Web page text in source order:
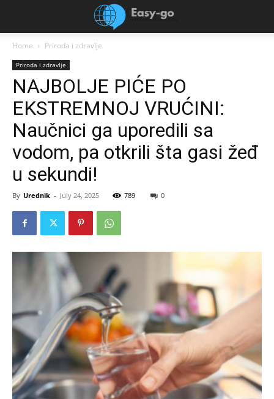
Home Priroda i zdravlje
Priroda i zdravlje
NAJBOLJE PIĆE PO
EKSTREMNOJ VRUĆINI:
Naučnici ga uporedili sa
vodom, pa otkrili šta gasi žeđ
u sekundi!
By Urednik - July 24, 2025 789 0